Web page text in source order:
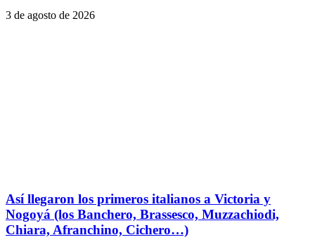
3 de agosto de 2026
Así llegaron los primeros italianos a Victoria y
Nogoyá (los Banchero, Brassesco, Muzzachiodi,
Chiara, Afranchino, Cichero…)